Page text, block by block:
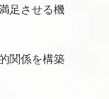
足させる機
関係を構築